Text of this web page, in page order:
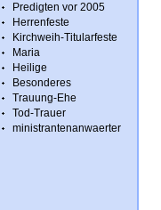
Predigten vor 2005
Herrenfeste
Kirchweih-Titularfeste
Maria
Heilige
Besonderes
Trauung-Ehe
Tod-Trauer
ministrantenanwaerter